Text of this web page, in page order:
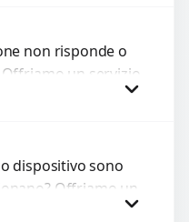
non risponde o
un servizio
o
dispositivo sono
Offriamo un
o sostituzione